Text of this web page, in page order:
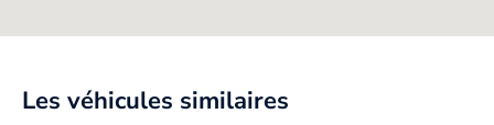
Les véhicules similaires